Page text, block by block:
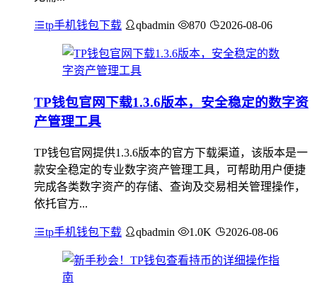
tp手机钱包下载 qbadmin 870 2026-08-06
TP钱包官网下载1.3.6版本，安全稳定的数字资
产管理工具
TP钱包官网提供1.3.6版本的官方下载渠道，该版本是一
款安全稳定的专业数字资产管理工具，可帮助用户便捷
完成各类数字资产的存储、查询及交易相关管理操作，
依托官方...
tp手机钱包下载 qbadmin 1.0K 2026-08-06